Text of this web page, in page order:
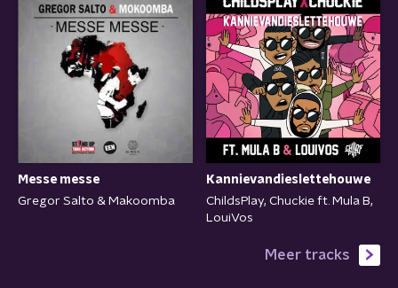
Messe messe
Gregor Salto & Makoomba
Kannievandieslettehouwe
ChildsPlay, Chuckie ft. Mula B,
LouiVos
Meer tracks